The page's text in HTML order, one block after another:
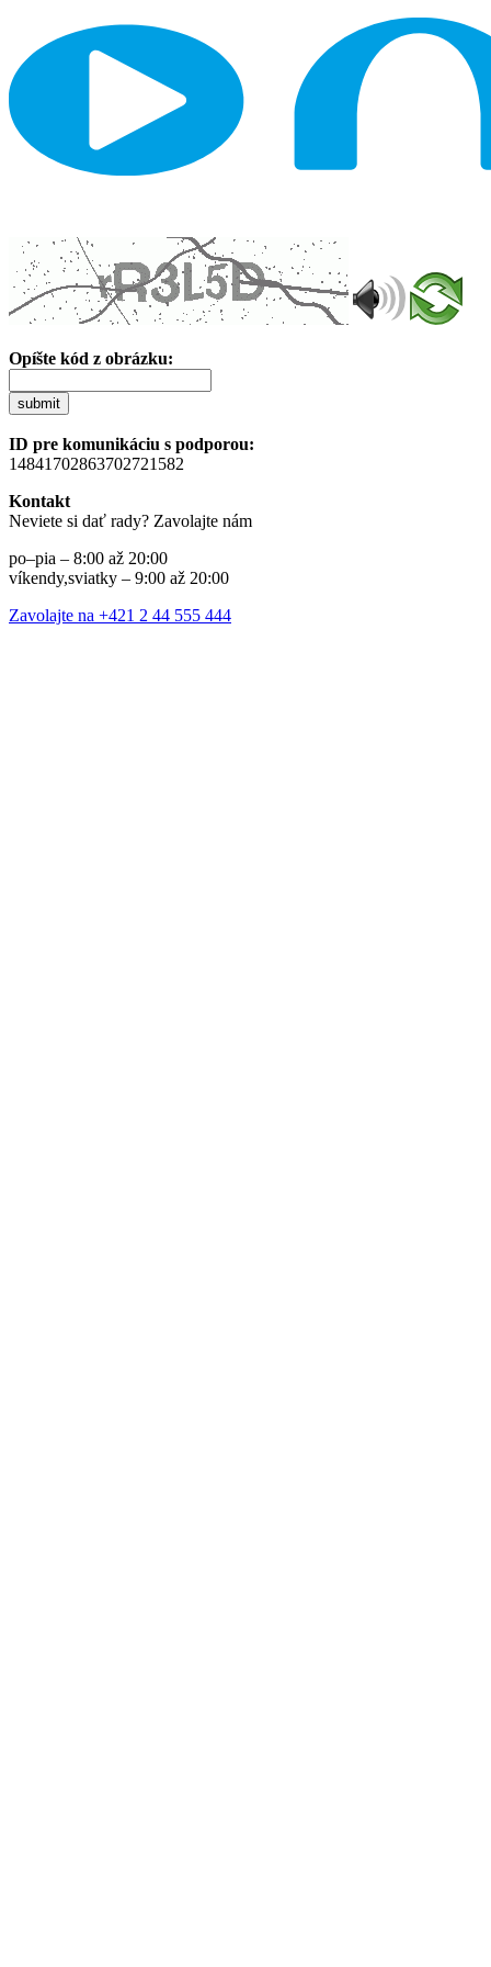
Opíšte kód z obrázku:
submit
ID pre komunikáciu s podporou:
14841702863702721582
Kontakt
Neviete si dať rady? Zavolajte nám
po–pia – 8:00 až 20:00
víkendy,sviatky – 9:00 až 20:00
Zavolajte na +421 2 44 555 444